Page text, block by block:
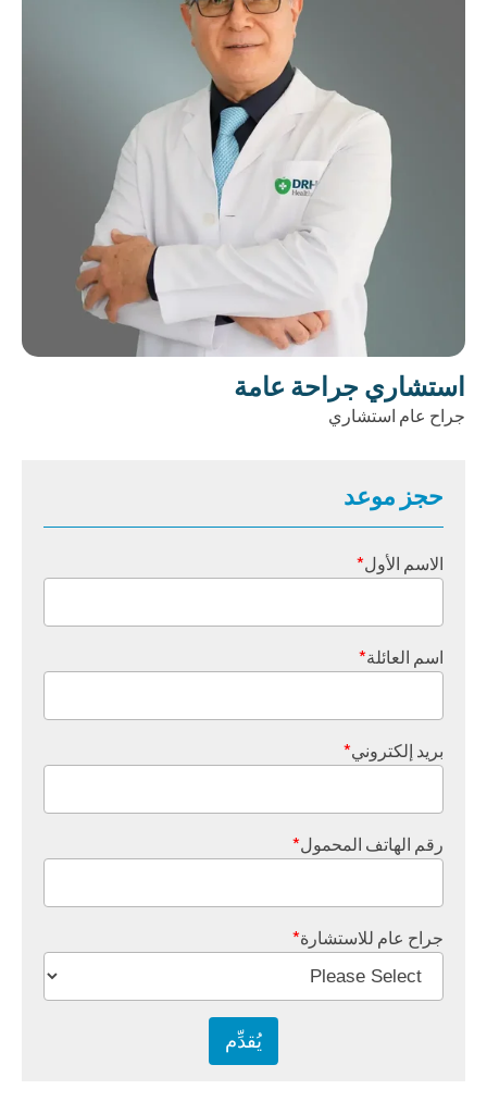
استشاري جراحة عامة
جراح عام استشاري
حجز موعد
الاسم الأول*
اسم العائلة*
بريد إلكتروني*
رقم الهاتف المحمول*
جراح عام للاستشارة*